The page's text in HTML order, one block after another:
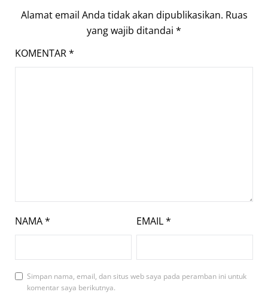
Alamat email Anda tidak akan dipublikasikan. Ruas
yang wajib ditandai *
KOMENTAR*
NAMA* EMAIL*
Simpan nama, email, dan situs web saya pada peramban ini untuk
komentar saya berikutnya.